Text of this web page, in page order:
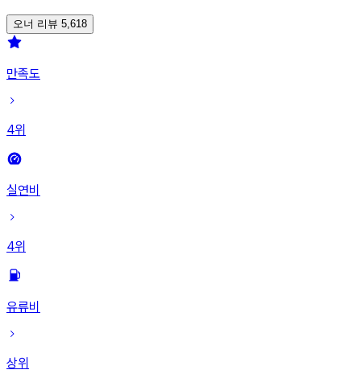
오너 리뷰 5,618
만족도
4위
실연비
4위
유류비
상위